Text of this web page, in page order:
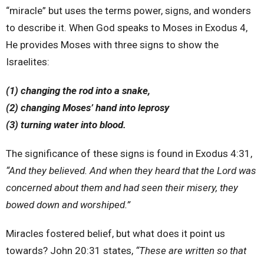
“miracle” but uses the terms power, signs, and wonders
to describe it. When God speaks to Moses in Exodus 4,
He provides Moses with three signs to show the
Israelites:
(1) changing the rod into a snake,
(2) changing Moses’ hand into leprosy
(3) turning water into blood.
The significance of these signs is found in Exodus 4:31,
“And they believed. And when they heard that the Lord was
concerned about them and had seen their misery, they
bowed down and worshiped.”
Miracles fostered belief, but what does it point us
towards? John 20:31 states, “These are written so that